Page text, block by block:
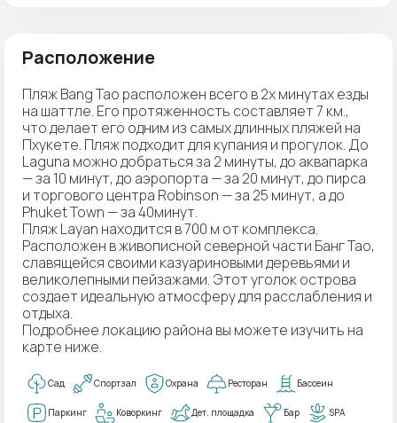
Расположение
Пляж Bang Tao расположен всего в 2х минутах езды
на шаттле. Его протяженность составляет 7 км.,
что делает его одним из самых длинных пляжей на
Пхукете. Пляж подходит для купания и прогулок. До
Laguna можно добраться за 2 минуты, до аквапарка
— за 10 минут, до аэропорта — за 20 минут, до пирса
и торгового центра Robinson — за 25 минут, а до
Phuket Town — за 40минут.
Пляж Layan находится в 700 м от комплекса.
Расположен в живописной северной части Банг Тао,
славящейся своими казуариновыми деревьями и
великолепными пейзажами. Этот уголок острова
создает идеальную атмосферу для расслабления и
отдыха.
Подробнее локацию района вы можете изучить на
карте ниже.
Сад Спортзал Охрана Ресторан Бассеин
Паркинг Коворкинг Дет. площадка Бар SPA